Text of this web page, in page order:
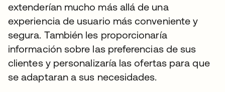
extenderían mucho más allá de una
experiencia de usuario más conveniente y
segura. También les proporcionaría
información sobre las preferencias de sus
clientes y personalizaría las ofertas para que
se adaptaran a sus necesidades.